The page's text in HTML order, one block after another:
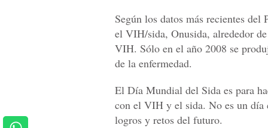
Según los datos más recientes
el VIH/sida, Onusida, alrededor
VIH. Sólo en el año 2008 se
de la enfermedad.
El Día Mundial del Sida es para
con el VIH y el sida. No es un día
logros y retos del futuro.